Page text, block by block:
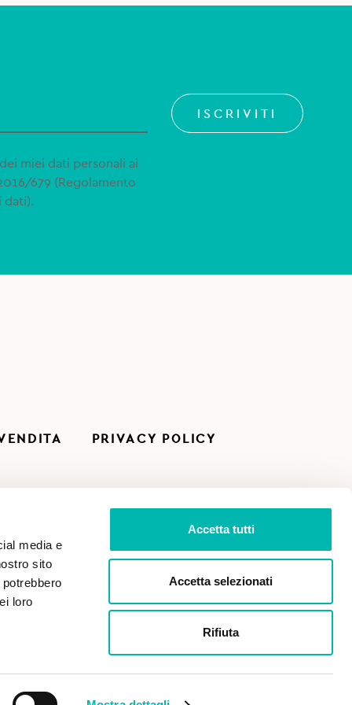
media e
sito
loro
Accetta tutti
Accetta selezionati
Rifiuta
miei dati personali ai
679 (Regolamento
dati).
ISCRIVITI
PRIVACY POLICY
Paga in sicurezza con: